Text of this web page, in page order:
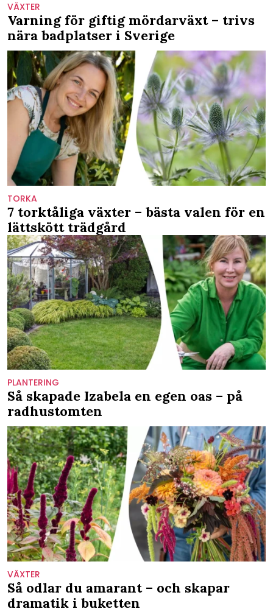
VÄXTER
Varning för giftig mördarväxt – trivs
nära badplatser i Sverige
TORKA
7 torktåliga växter – bästa valen för en
lättskött trädgård
PLANTERING
Så skapade Izabela en egen oas – på
radhustomten
VÄXTER
Så odlar du amarant – och skapar
dramatik i buketten